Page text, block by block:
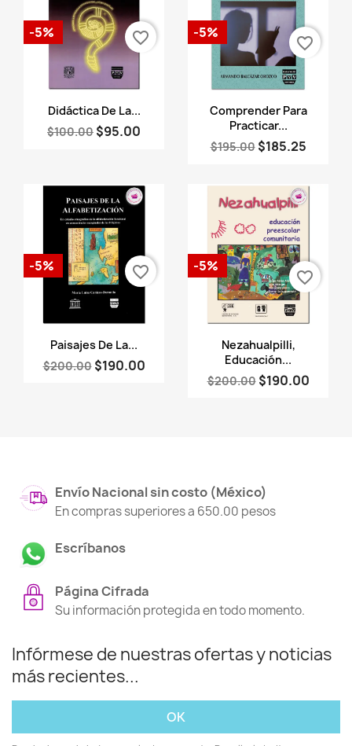
Vista rápida
Didáctica De La...
$100.00 $95.00
-5% favorite_border
Vista rápida
Comprender Para
Practicar...
$195.00 $185.25
-5%
favorite_border
Vista rápida
Paisajes De La...
$200.00 $190.00
-5% favorite_border
Vista rápida
Nezahualpilli,
Educación...
$200.00 $190.00
-5%
favorite_border
Envío Nacional sin costo (México)
En compras superiores a 650.00 pesos
Escríbanos
Página Cifrada
Su información protegida en todo momento.
Infórmese de nuestras ofertas y noticias
más recientes...